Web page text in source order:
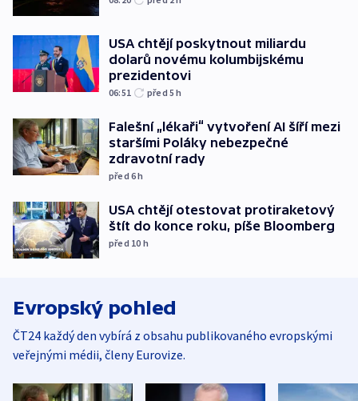
USA chtějí poskytnout miliardu
dolarů novému kolumbijskému
prezidentovi
06:51 před 5h
Falešní „lékaři“ vytvoření AI šíří mezi
staršími Poláky nebezpečné
zdravotní rady
před 6h
USA chtějí otestovat protiraketový
štít do konce roku, píše Bloomberg
před 10 h
Evropský pohled
ČT24 každý den vybírá z obsahu publikovaného evropskými
veřejnými médii, členy Eurovize.